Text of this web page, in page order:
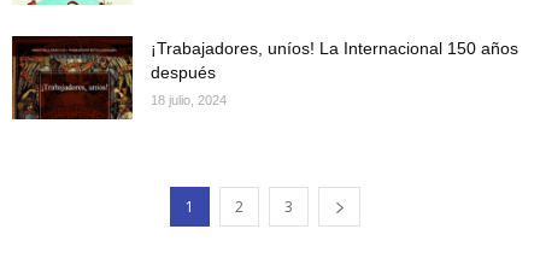
¡Trabajadores, uníos! La Internacional 150 años
después
18 julio, 2024
1 2 3